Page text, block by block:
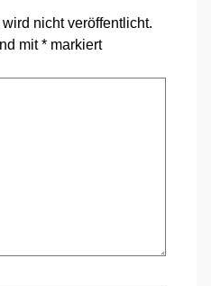
nicht veröffentlicht.
mit* markiert